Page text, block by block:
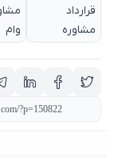
قرارداد
مشاوره
مشاوره